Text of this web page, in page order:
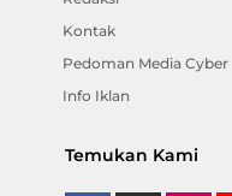
Kontak
Pedoman Media Cyber
Info Iklan
Temukan Kami